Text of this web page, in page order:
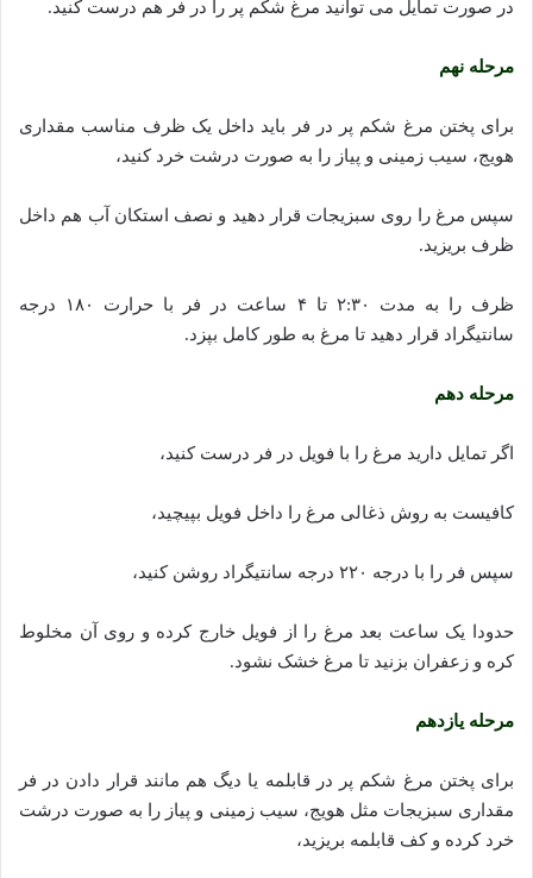
در صورت تمایل می توانید مرغ شکم پر را در فر هم درست کنید.
مرحله نهم
برای پختن مرغ شکم پر در فر باید داخل یک ظرف مناسب مقداری
هویج، سیب زمینی و پیاز را به صورت درشت خرد کنید،
سپس مرغ را روی سبزیجات قرار دهید و نصف استکان آب هم داخل
ظرف بریزید.
ظرف را به مدت ۲:۳۰ تا ۴ ساعت در فر با حرارت ۱۸۰ درجه
سانتیگراد قرار دهید تا مرغ به طور کامل بپزد.
مرحله دهم
اگر تمایل دارید مرغ را با فویل در فر درست کنید،
کافیست به روش ذغالی مرغ را داخل فویل بپیچید،
سپس فر را با درجه ۲۲۰ درجه سانتیگراد روشن کنید،
حدودا یک ساعت بعد مرغ را از فویل خارج کرده و روی آن مخلوط
کره و زعفران بزنید تا مرغ خشک نشود.
مرحله یازدهم
برای پختن مرغ شکم پر در قابلمه یا دیگ هم مانند قرار دادن در فر
مقداری سبزیجات مثل هویج، سیب زمینی و پیاز را به صورت درشت
خرد کرده و کف قابلمه بریزید،